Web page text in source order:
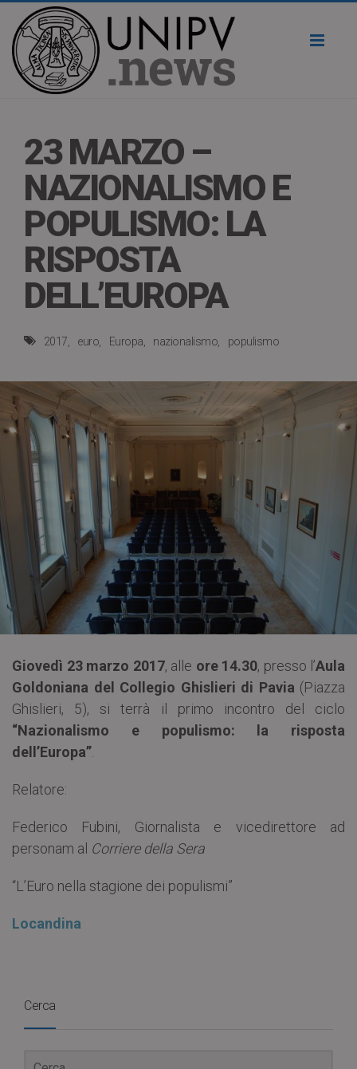
23 MARZO –
NAZIONALISMO E
POPULISMO: LA
RISPOSTA
DELL’EUROPA
2017 euro Europa nazionalismo populismo
Giovedì 23 marzo 2017, alle ore 14.30, presso l’Aula
Goldoniana del Collegio Ghislieri di Pavia (Piazza
Ghislieri, 5), si terrà il primo incontro del ciclo
“Nazionalismo e populismo: la risposta
dell’Europa”
Relatore:
Federico Fubini, Giornalista e vicedirettore ad
personam al Corriere della Sera
“L’Euro nella stagione dei populismi”
Locandina
Cerca